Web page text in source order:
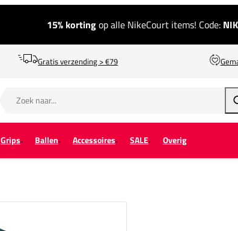
15% kortingop alle NikeCourt items! Code:
Gratis verzending > €79
Grips Ballen Accessoires SALE Overig